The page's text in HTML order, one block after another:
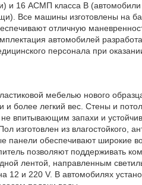
16 АСМП класса B (автомобили
Все машины изготовлены на
отличную
автомобилей
персонала при
мебелью нового
более легкий вес. Стены и
впитывающим запахи и
из влагостойкого,
панели обеспечивают широкие
позволяют поддерживать
лентой, направленным
12 и 220 V. В автомобилях